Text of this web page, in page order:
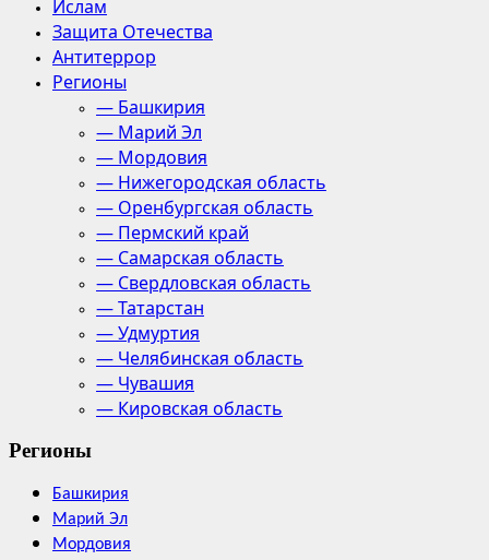
Ислам
Защита Отечества
Антитеррор
Регионы
— Башкирия
— Марий Эл
— Мордовия
— Нижегородская область
— Оренбургская область
— Пермский край
— Самарская область
— Свердловская область
— Татарстан
— Удмуртия
— Челябинская область
— Чувашия
— Кировская область
Регионы
Башкирия
Марий Эл
Мордовия